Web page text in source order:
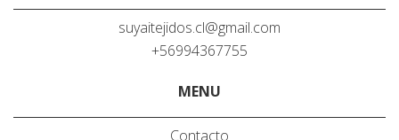
suyaitejidos.cl@gmail.com
+56994367755
MENU
Contacto